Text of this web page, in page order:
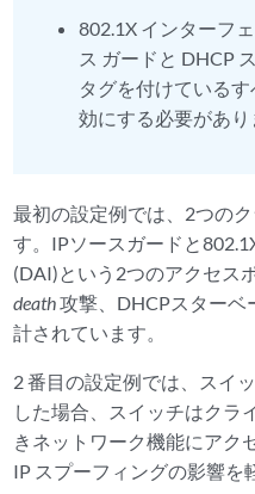
802.1X インターフ
ス ガードと DHCP
タグを付けている
効にする必要があり
最初の設定例では、2つの
す。IPソースガードと
(DAI)という2つのアクセス
death攻撃、DHCPスターベ
計されています。
2 番目の設定例では、スイ
した場合、スイッチはクラ
きネットワーク機能にアク
IP スプーフィングの影響を